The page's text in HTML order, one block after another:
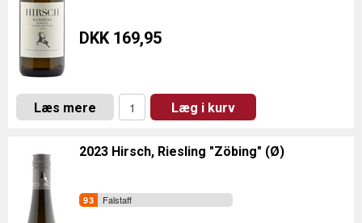
DKK 169,95
Læs mere Læg i kurv
2023 Hirsch, Riesling "Zöbing" (Ø)
Falstaff